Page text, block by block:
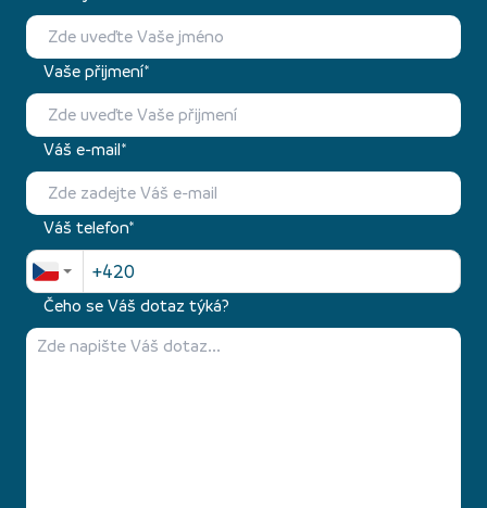
Vaše přijmení*
Váš e-mail*
Váš telefon*
Čeho se Váš dotaz týká?